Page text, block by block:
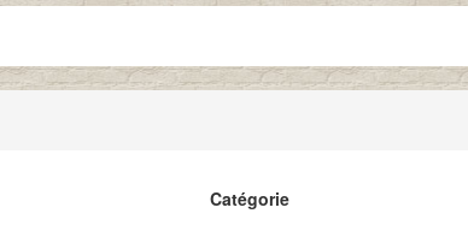
Catégorie